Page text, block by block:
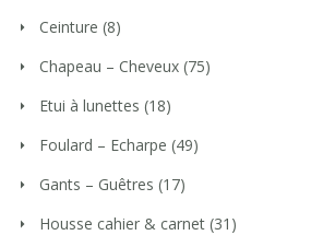
Ceinture (8)
Chapeau – Cheveux (75)
Etui à lunettes (18)
Foulard – Echarpe (49)
Gants – Guêtres (17)
Housse cahier & carnet (31)